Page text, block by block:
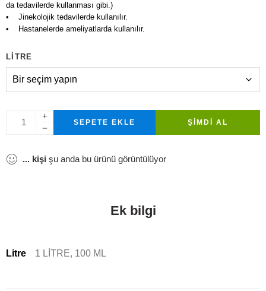
da tedavilerde kullanması gibi.)
• Jinekolojik tedavilerde kullanılır.
• Hastanelerde ameliyatlarda kullanılır.
LITRE
SEPETE EKLE ŞIMDI AL
... kişi şu anda bu ürünü görüntülüyor
Ek bilgi
Litre 1 LİTRE, 100 ML